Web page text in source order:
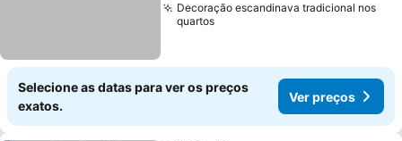
Decoração escandinava tradicional nos
quartos
Selecione as datas para ver os preços
exatos.
Ver preços